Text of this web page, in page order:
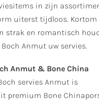
in zijn
uiterst tijdloos. Kortom
strak en romantisch
Anmut uw servies.
Anmut & Bone China
servies Anmut is
premium Bone